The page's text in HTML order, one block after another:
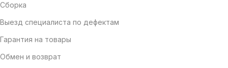
Сборка
Выезд специалиста по дефектам
Гарантия на товары
Обмен и возврат